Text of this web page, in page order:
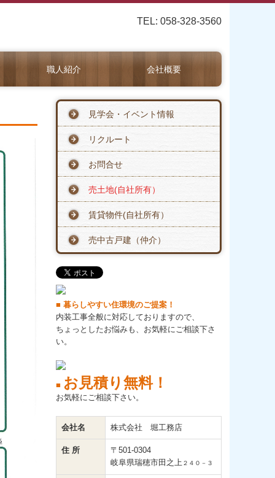
TEL: 058-328-3560
職人紹介 会社概要
見学会・イベント情報
リクルート
お問合せ
売土地(自社所有）
賃貸物件(自社所有）
売中古戸建（仲介）
■ 暮らしやすい住環境のご提案！
内装工事全般に対応しておりますので、
ちょっとしたお悩みも、お気軽にご相談下さ
い。
■ お見積り無料！
お気軽にご相談下さい。
会社名 株式会社 堀工務店
住 所
〒501-0304
岐阜県瑞穂市田之上２４０－３